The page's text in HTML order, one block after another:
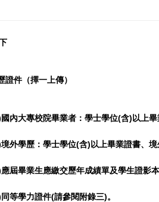
證件（擇一上傳）
內大專校院畢業者：學士學位(含)以上畢
外學歷：學士學位(含)以上畢業證書、
屆畢業生應繳交歷年成績單及學生證影
等學力證件(請參閱附錄三)。